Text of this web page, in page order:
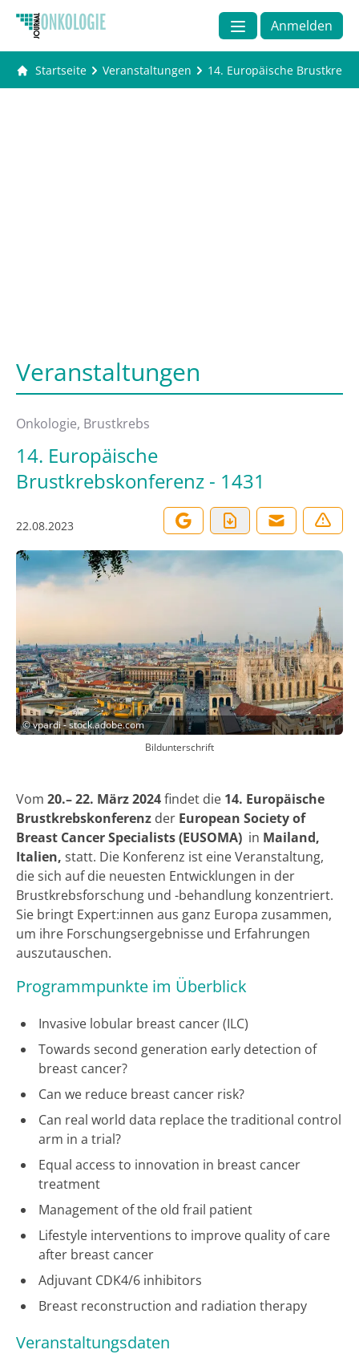
Anmelden
Startseite Veranstaltungen 14. Europäische
Veranstaltungen
Onkologie, Brustkrebs
14. Europäische
Brustkrebskonferenz - 1431
22.08.2023
©vpardi - stock.adobe.com
Bildunterschrift
Vom 20.– 22. März 2024findet die 14. Europäische
Brustkrebskonferenz der European Society of
Breast Cancer Specialists (EUSOMA) in Mailand,
Italien, statt. Die Konferenz ist eine Veranstaltung,
die sich auf die neuesten Entwicklungen in der
Brustkrebsforschung und -behandlung konzentriert.
Sie bringt Expert:innen aus ganz Europa zusammen,
um ihre Forschungsergebnisse und Erfahrungen
auszutauschen.
Programmpunkte im Überblick
Invasive lobular breast cancer (ILC)
Towards second generation early detection of
breast cancer?
Can we reduce breast cancer risk?
Can real world data replace the traditional control
arm in a trial?
Equal access to innovation in breast cancer
treatment
Management of the old frail patient
Lifestyle interventions to improve quality of care
after breast cancer
Adjuvant CDK4/6 inhibitors
Breast reconstruction and radiation therapy
Veranstaltungsdaten